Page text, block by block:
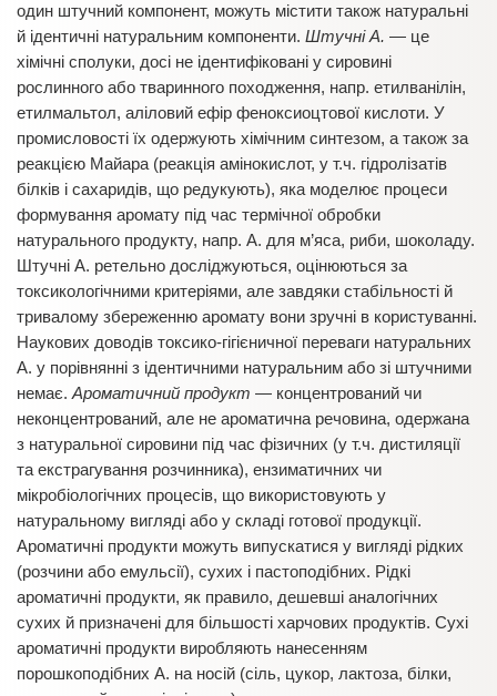
один штучний компонент, можуть містити також натуральні
й ідентичні натуральним компоненти. Штучні А. — це
хімічні сполуки, досі не ідентифіковані у сировині
рослинного або тваринного походження, напр. етилванілін,
етилмальтол, аліловий ефір феноксиоцтової кислоти. У
промисловості їх одержують хімічним синтезом, а також за
реакцією Майара (реакція амінокислот, у т.ч. гідролізатів
білків і сахаридів, що редукують), яка моделює процеси
формування аромату під час термічної обробки
натурального продукту, напр. А. для м’яса, риби, шоколаду.
Штучні А. ретельно досліджуються, оцінюються за
токсикологічними критеріями, але завдяки стабільності й
тривалому збереженню аромату вони зручні в користуванні.
Наукових доводів токсико-гігієничної переваги натуральних
А. у порівнянні з ідентичними натуральним або зі штучними
немає. Ароматичний продукт — концентрований чи
неконцентрований, але не ароматична речовина, одержана
з натуральної сировини під час фізичних (у т.ч. дистиляції
та екстрагування розчинника), ензиматичних чи
мікробіологічних процесів, що використовують у
натуральному вигляді або у складі готової продукції.
Ароматичні продукти можуть випускатися у вигляді рідких
(розчини або емульсії), сухих і пастоподібних. Рідкі
ароматичні продукти, як правило, дешевші аналогічних
сухих й призначені для більшості харчових продуктів. Сухі
ароматичні продукти виробляють нанесенням
порошкоподібних А. на носій (сіль, цукор, лактоза, білки,